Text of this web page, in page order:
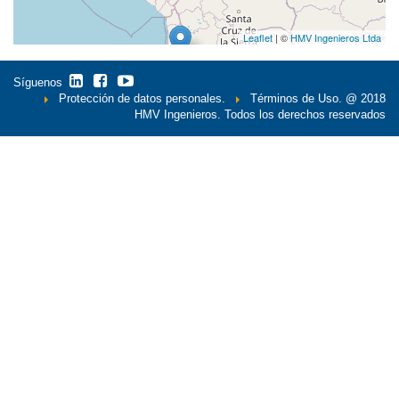
Leaflet | ©HMV Ingenieros Ltda
Síguenos
Protección de datos personales.
Términos de Uso.
@ 2018
HMV Ingenieros. Todos los derechos reservados